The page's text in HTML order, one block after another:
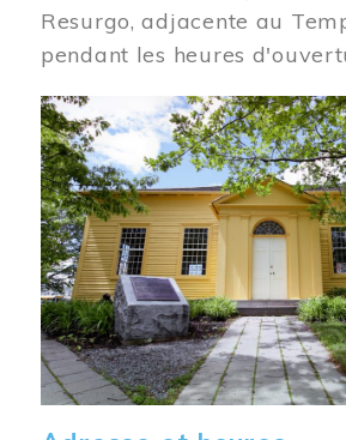
Resurgo, adjacente au
pendant les heures
Image